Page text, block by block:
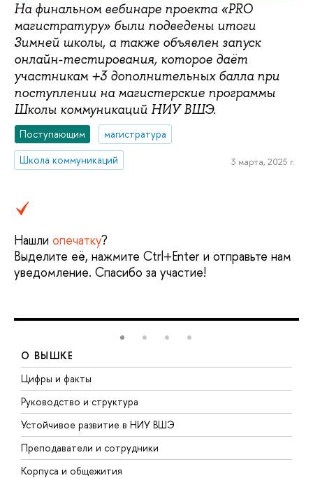
На финальном вебинаре проекта «PRO
магистратуру» были подведены итоги
Зимней школы, а также объявлен запуск
онлайн-тестирования, которое даёт
участникам +3 дополнительных балла при
поступлении на магистерские программы
Школы коммуникаций НИУ ВШЭ.
Поступающим
магистратура
Школа коммуникаций
3 марта, 2025 г.
Нашли опечатку?
Выделите её, нажмите Ctrl+Enter и отправьте нам
уведомление. Спасибо за участие!
О ВЫШКЕ
Цифры и факты
Руководство и структура
Устойчивое развитие в НИУ ВШЭ
Преподаватели и сотрудники
Корпуса и общежития